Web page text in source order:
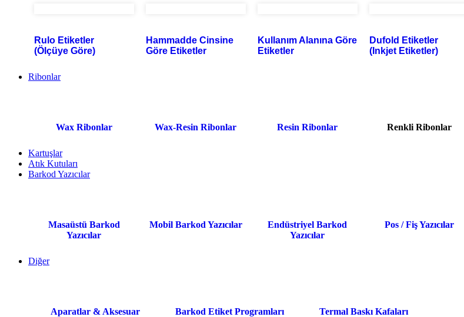
Rulo Etiketler
(Ölçüye Göre)
Hammadde Cinsine
Göre Etiketler
Kullanım Alanına Göre
Etiketler
Dufold Etiketler
(Inkjet Etiketler)
Ribonlar
Wax Ribonlar Wax-Resin Ribonlar Resin Ribonlar Renkli Ribonlar
Kartuşlar
Atık Kutuları
Barkod Yazıcılar
Masaüstü Barkod
Yazıcılar
Mobil Barkod Yazıcılar
Endüstriyel Barkod
Yazıcılar
Pos / Fiş Yazıcılar
Diğer
Aparatlar & Aksesuar Barkod Etiket Programları Termal Baskı Kafaları